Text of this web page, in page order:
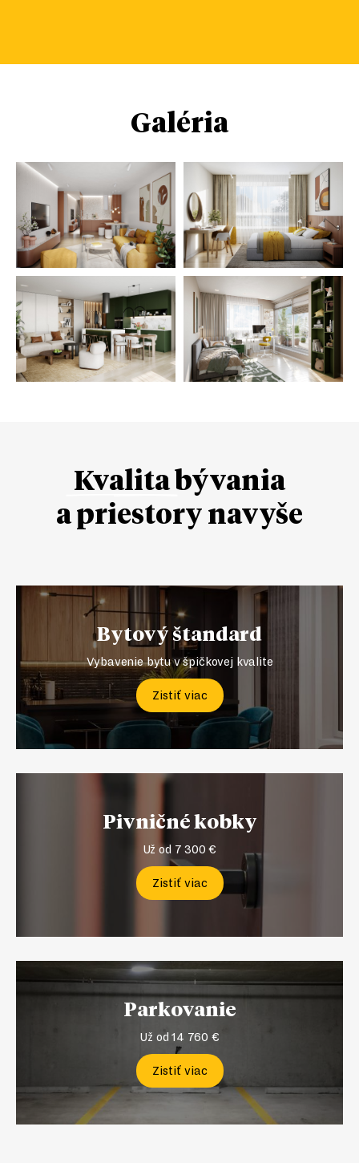
Galéria
Kvalitabývania
a priestory navyše
Bytový štandard
Vybavenie bytu v špičkovej kvalite
Zistiť viac
Pivničné kobky
Už od 7 300 €
Zistiť viac
Parkovanie
Už od 14 760 €
Zistiť viac